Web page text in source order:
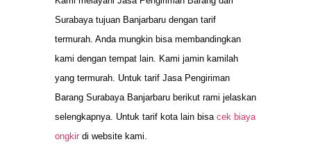
Surabaya tujuan Banjarbaru dengan tarif
termurah. Anda mungkin bisa membandingkan
kami dengan tempat lain. Kami jamin kamilah
yang termurah. Untuk tarif Jasa Pengiriman
Barang Surabaya Banjarbaru berikut rami jelaskan
selengkapnya. Untuk tarif kota lain bisa cek biaya
ongkir di website kami.